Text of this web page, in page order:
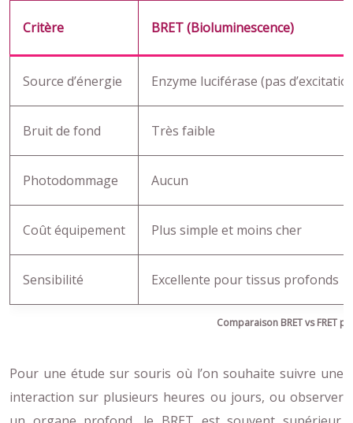
Comparaison BRET vs FRET
Critère BRET (Bioluminescence)
Source d’énergie Enzyme luciférase (pas
Bruit de fond Très faible
Photodommage Aucun
Coût équipement Plus simple et moins cher
Sensibilité Excellente pour tissus profonds
Pour une étude sur souris où l’on souhaite suivre une
interaction sur plusieurs heures ou jours, ou observer